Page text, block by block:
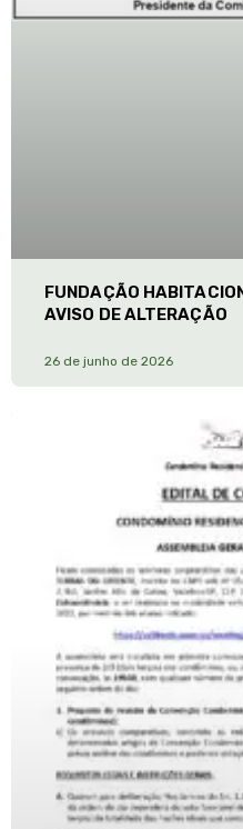
FUNDAÇÃO
AVISO DE ALTERAÇÃO
26 de junho de 2026